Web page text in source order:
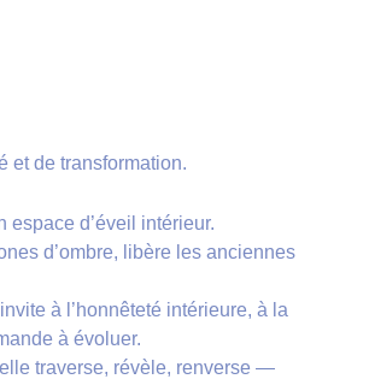
et de transformation.
espace d’éveil intérieur.
d’ombre, libère les anciennes
à l’honnêteté intérieure, à la
à évoluer.
traverse, révèle, renverse —